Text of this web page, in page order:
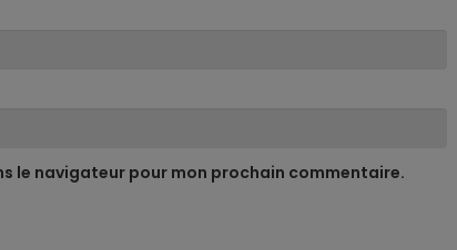
le navigateur pour mon prochain commentaire.